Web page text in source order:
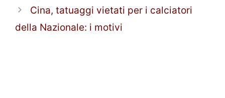
Cina, tatuaggi vietati per i calciatori
della Nazionale: i motivi